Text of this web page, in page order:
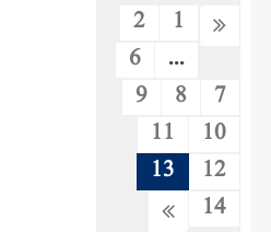
1
2
...
6
7
8
9
10
11
12
13
14